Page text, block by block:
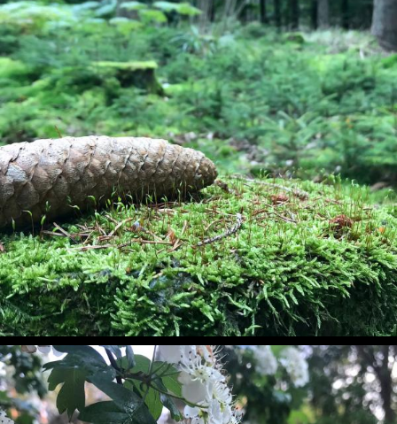
Natur ... für ein Foto arrangiert
Handyfotos, Natur